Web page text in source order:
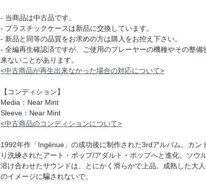
- 当商品は中古品です。
- プラスチックケースは新品に交換しています。
- 新品と同等の品質をお求めの方は購入をお控え下さい。
- 全編再生確認済ですが、ご使用のプレーヤーの機種やその整備
来ないことがあります。
<中古商品が再生出来なかった場合の対応について>
【コンディション】
Media：Near Mint
Sleeve：Near Mint
<中古商品のコンディションについて>
1992年作「Ingénue」の成功後に制作された3rdアルバム。カン
り洗練されたアート・ポップ/アダルト・ポップへと進化。ソウ
溶け合わせたサウンドは、とにかく滑らかで上品。成熟した大
のイメージに騙されないで。